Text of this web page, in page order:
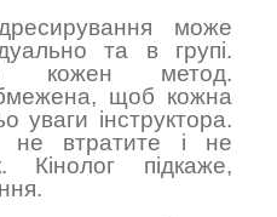
може
та в групі.
кожен метод.
щоб кожна
уваги інструктора.
не втратите і не
Кінолог підкаже,